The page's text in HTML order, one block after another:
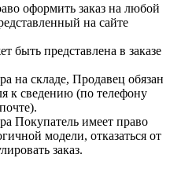
оформить заказ на любой
на сайте
быть представлена в заказе
на складе, Продавец обязан
к сведению (по телефону
Покупатель имеет право
модели, отказаться от
заказ.